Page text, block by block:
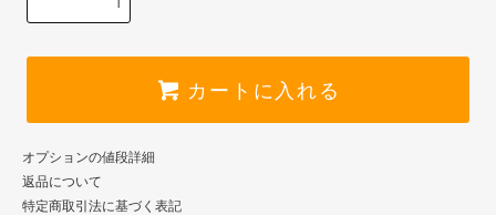
カートに入れる
オプションの値段詳細
返品について
特定商取引法に基づく表記